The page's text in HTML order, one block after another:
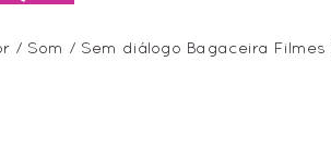
/ Som / Sem diálogo Bagaceira Filmes